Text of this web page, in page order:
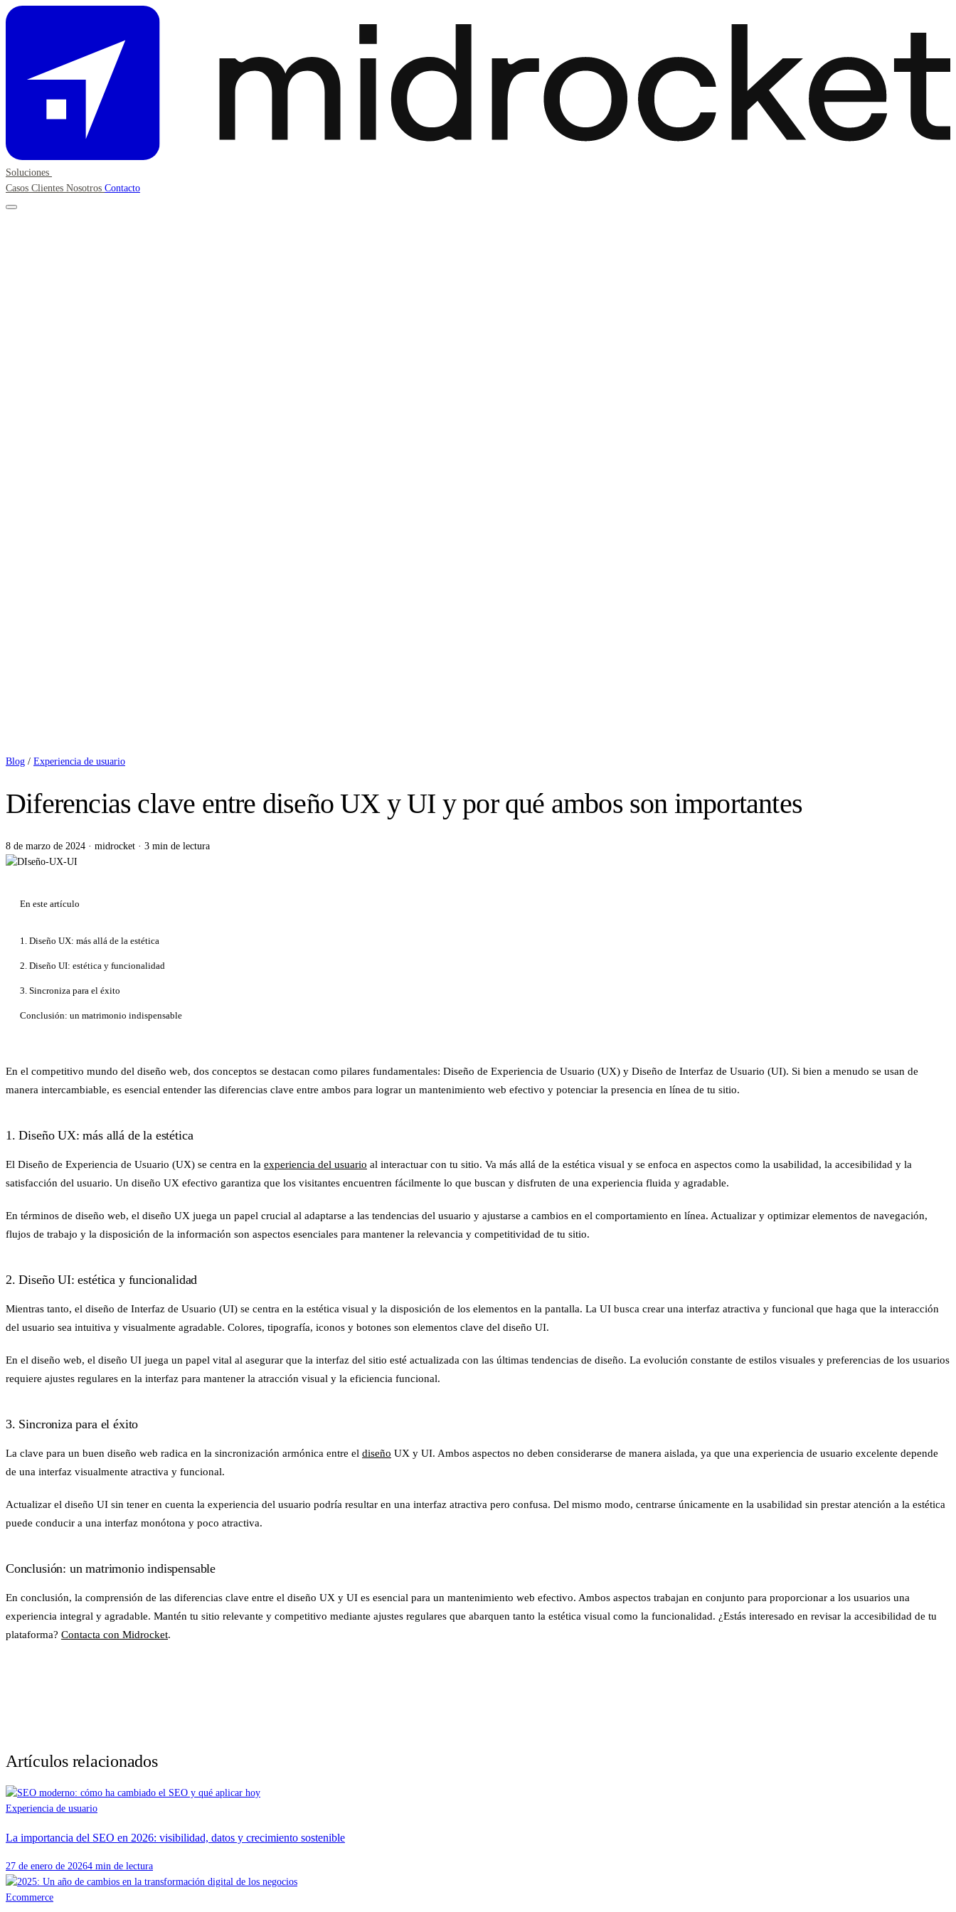
Soluciones
Casos Clientes Nosotros Contacto
Blog / Experiencia de usuario
Diferencias clave entre diseño UX y UI y por qué ambos son importantes
8 de marzo de 2024 · midrocket · 3 min de lectura
En este artículo
1. Diseño UX: más allá de la estética
2. Diseño UI: estética y funcionalidad
3. Sincroniza para el éxito
Conclusión: un matrimonio indispensable
En el competitivo mundo del diseño web, dos conceptos se destacan como pilares fundamentales: Diseño de Experiencia de Usuario (UX) y Diseño de Interfaz de Usuario (UI). Si bien a menudo se usan de
manera intercambiable, es esencial entender las diferencias clave entre ambos para lograr un mantenimiento web efectivo y potenciar la presencia en línea de tu sitio.
1. Diseño UX: más allá de la estética
El Diseño de Experiencia de Usuario (UX) se centra en la experiencia del usuario al interactuar con tu sitio. Va más allá de la estética visual y se enfoca en aspectos como la usabilidad, la accesibilidad y la
satisfacción del usuario. Un diseño UX efectivo garantiza que los visitantes encuentren fácilmente lo que buscan y disfruten de una experiencia fluida y agradable.
En términos de diseño web, el diseño UX juega un papel crucial al adaptarse a las tendencias del usuario y ajustarse a cambios en el comportamiento en línea. Actualizar y optimizar elementos de navegación,
flujos de trabajo y la disposición de la información son aspectos esenciales para mantener la relevancia y competitividad de tu sitio.
2. Diseño UI: estética y funcionalidad
Mientras tanto, el diseño de Interfaz de Usuario (UI) se centra en la estética visual y la disposición de los elementos en la pantalla. La UI busca crear una interfaz atractiva y funcional que haga que la interacción
del usuario sea intuitiva y visualmente agradable. Colores, tipografía, iconos y botones son elementos clave del diseño UI.
En el diseño web, el diseño UI juega un papel vital al asegurar que la interfaz del sitio esté actualizada con las últimas tendencias de diseño. La evolución constante de estilos visuales y preferencias de los usuarios
requiere ajustes regulares en la interfaz para mantener la atracción visual y la eficiencia funcional.
3. Sincroniza para el éxito
La clave para un buen diseño web radica en la sincronización armónica entre el diseño UX y UI. Ambos aspectos no deben considerarse de manera aislada, ya que una experiencia de usuario excelente depende
de una interfaz visualmente atractiva y funcional.
Actualizar el diseño UI sin tener en cuenta la experiencia del usuario podría resultar en una interfaz atractiva pero confusa. Del mismo modo, centrarse únicamente en la usabilidad sin prestar atención a la estética
puede conducir a una interfaz monótona y poco atractiva.
Conclusión: un matrimonio indispensable
En conclusión, la comprensión de las diferencias clave entre el diseño UX y UI es esencial para un mantenimiento web efectivo. Ambos aspectos trabajan en conjunto para proporcionar a los usuarios una
experiencia integral y agradable. Mantén tu sitio relevante y competitivo mediante ajustes regulares que abarquen tanto la estética visual como la funcionalidad. ¿Estás interesado en revisar la accesibilidad de tu
plataforma? Contacta con Midrocket.
Artículos relacionados
Experiencia de usuario
La importancia del SEO en 2026: visibilidad, datos y crecimiento sostenible
27 de enero de 20264 min de lectura
Ecommerce